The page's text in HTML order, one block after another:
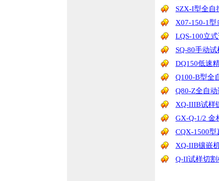
SZX-I型全自
X07-150-1
LQS-100立
SQ-80手动
DQ150低速
Q100-B型全
Q80-Z全自
XQ-IIIB试样
GX-Q-1/2 金
CQX-1500
XQ-IIB镶嵌
Q-II试样切割